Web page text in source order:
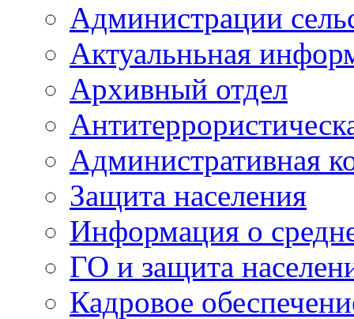
Администрации
Актуальньная
Архивный отдел
Административная
Защита населения
Информация о
ГО и защита
Кадровое